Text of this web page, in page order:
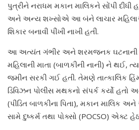
પુત્રીને નરાધમ મકાન માલિકને સોંપી દીધી
અને અન્ય શખ્સોએ આ બંને લાચાર
શિકાર બનાવી પીંખી નાખી હતી.
આ અત્યંત ગંભીર અને શરમજનક ઘટનાની
મહિલાની માતા (બાળકીની નાની) ને થઈ,
જમીન સરકી ગઈ હતી. તેમણે તાત્કાલિક
ડિવિઝન પોલીસ મથકનો સંપર્ક કર્યો હતો
(પીડિત બાળકીના પિતા), મકાન માલિક
સામે દુષ્કર્મ તથા પોક્સો (POCSO) એક્ટ